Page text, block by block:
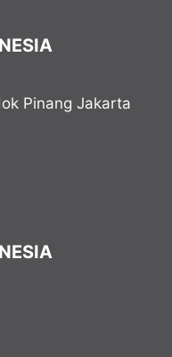
Pinang Jakarta